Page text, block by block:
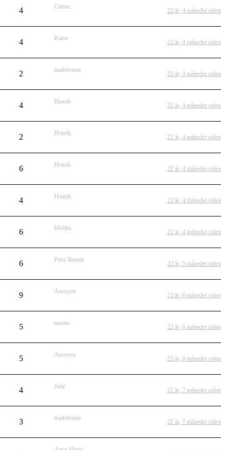
4 22 år, 4 måneder siden
Carina.
4 22 år, 4 måneder siden
Karin
2 22 år, 4 måneder siden
madsbruun
4 22 år, 4 måneder siden
Henrik
2 22 år, 4 måneder siden
Henrik
6 22 år, 4 måneder siden
Henrik
4 22 år, 4 måneder siden
Henrik
6 22 år, 4 måneder siden
Meliha
6 22 år, 5 måneder siden
Peter Brandt
9 22 år, 6 måneder siden
Anonym
5 22 år, 6 måneder siden
martin
5 22 år, 6 måneder siden
Anonym
4 22 år, 7 måneder siden
Julie
3 22 år, 7 måneder siden
madsbruun